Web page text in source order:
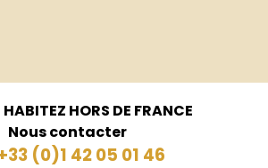
HORS DE FRANCE
Nous contacter
(0)1 42 05 01 46